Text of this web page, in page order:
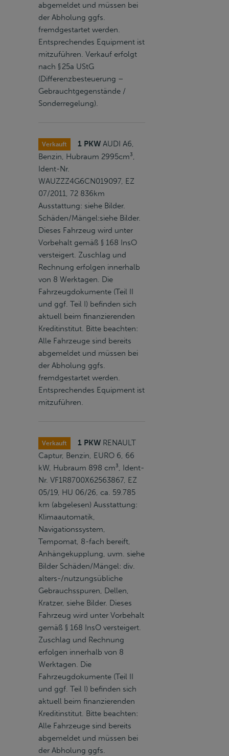
abgemeldet und müssen bei
der Abholung ggfs.
fremdgestartet werden.
Entsprechendes Equipment ist
mitzuführen. Verkauf erfolgt
nach § 25a UStG
(Differenzbesteuerung –
Gebrauchtgegenstände /
Sonderregelung).
Verkauft 1 PKW AUDI A6,
Benzin, Hubraum 2995cm³,
Ident-Nr.
WAUZZZ4G6CN019097, EZ
07/2011, 72 836km
Ausstattung: siehe Bilder.
Schäden/Mängel:siehe Bilder.
Dieses Fahrzeug wird unter
Vorbehalt gemäß § 168 InsO
versteigert. Zuschlag und
Rechnung erfolgen innerhalb
von 8 Werktagen. Die
Fahrzeugdokumente (Teil II
und ggf. Teil I) befinden sich
aktuell beim finanzierenden
Kreditinstitut. Bitte beachten:
Alle Fahrzeuge sind bereits
abgemeldet und müssen bei
der Abholung ggfs.
fremdgestartet werden.
Entsprechendes Equipment ist
mitzuführen.
Verkauft 1 PKW RENAULT
Captur, Benzin, EURO 6, 66
kW, Hubraum 898 cm³, Ident-
Nr. VF1R8700X62563867, EZ
05/19, HU 06/26, ca. 59.785
km (abgelesen) Ausstattung:
Klimaautomatik,
Navigationssystem,
Tempomat, 8-fach bereift,
Anhängekupplung, uvm. siehe
Bilder Schäden/Mängel: div.
alters-/nutzungsübliche
Gebrauchsspuren, Dellen,
Kratzer, siehe Bilder. Dieses
Fahrzeug wird unter Vorbehalt
gemäß § 168 InsO versteigert.
Zuschlag und Rechnung
erfolgen innerhalb von 8
Werktagen. Die
Fahrzeugdokumente (Teil II
und ggf. Teil I) befinden sich
aktuell beim finanzierenden
Kreditinstitut. Bitte beachten:
Alle Fahrzeuge sind bereits
abgemeldet und müssen bei
der Abholung ggfs.